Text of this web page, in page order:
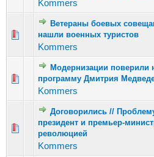
Kommers
Ветераны боевых
нашли военных туристов
Kommers
Голосов: 2 - Средняя оценка: 3
123 45
Модернизации поверили
программу Дмитрия
Kommers
Голосов: 2 - Средняя оценка:
12345
Договорились //
президент и премьер-
революцией
Kommers
Голосов: 1 - Средняя оценка: 1 из
12345